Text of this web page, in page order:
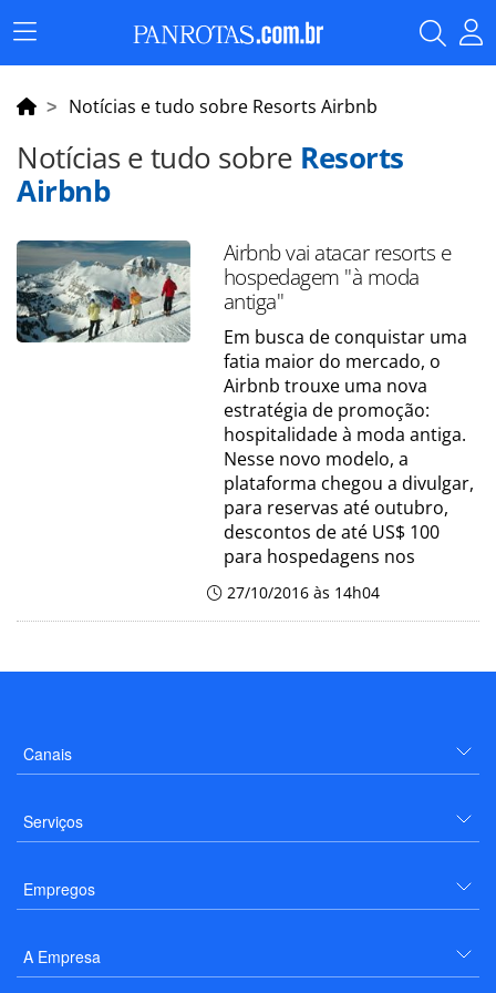
Menu
Principal
Notícias e tudo sobre Resorts Airbnb
Notícias e tudo sobre Resorts
Airbnb
Airbnb vai atacar resorts e
hospedagem "à moda
antiga"
Em busca de conquistar uma
fatia maior do mercado, o
Airbnb trouxe uma nova
estratégia de promoção:
hospitalidade à moda antiga.
Nesse novo modelo, a
plataforma chegou a divulgar,
para reservas até outubro,
descontos de até US$ 100
para hospedagens nos
27/10/2016 às 14h04
Canais
Serviços
Empregos
A Empresa